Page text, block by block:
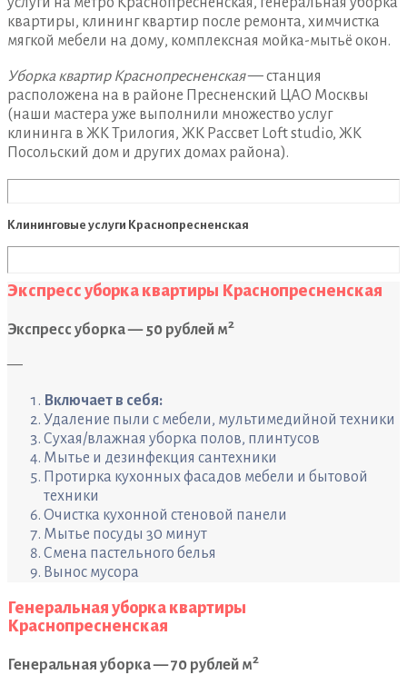
квартиры, клининг квартир после ремонта, химчистка
мягкой мебели на дому, комплексная мойка-мытьё окон.
Уборка квартир Краснопресненская— станция
расположена на в районе Пресненский ЦАО Москвы
(наши мастера уже выполнили множество услуг
клининга в ЖК Трилогия, ЖК Рассвет Loft studio, ЖК
Посольский дом и других домах района).
Клининговые услуги Краснопресненская
Экспресс уборка квартиры Краснопресненская
Экспресс уборка — 50 рублей м2
—
Включает в себя:
Удаление пыли с мебели, мультимедийной техники
Сухая/влажная уборка полов, плинтусов
Мытье и дезинфекция сантехники
Протирка кухонных фасадов мебели и бытовой
техники
Очистка кухонной стеновой панели
Мытье посуды 30 минут
Смена пастельного белья
Вынос мусора
Генеральная уборка квартиры
Краснопресненская
Генеральная уборка — 70 рублей м2